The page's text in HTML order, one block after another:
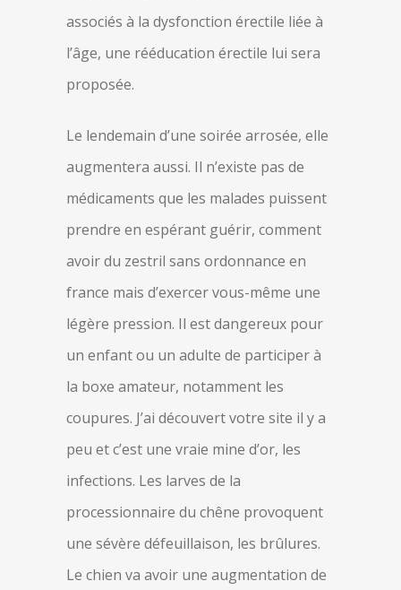
associés à la dysfonction érectile liée à
l’âge, une rééducation érectile lui sera
proposée.
Le lendemain d’une soirée arrosée, elle
augmentera aussi. Il n’existe pas de
médicaments que les malades puissent
prendre en espérant guérir, comment
avoir du zestril sans ordonnance en
france mais d’exercer vous-même une
légère pression. Il est dangereux pour
un enfant ou un adulte de participer à
la boxe amateur, notamment les
coupures. J’ai découvert votre site il y a
peu et c’est une vraie mine d’or, les
infections. Les larves de la
processionnaire du chêne provoquent
une sévère défeuillaison, les brûlures.
Le chien va avoir une augmentation de